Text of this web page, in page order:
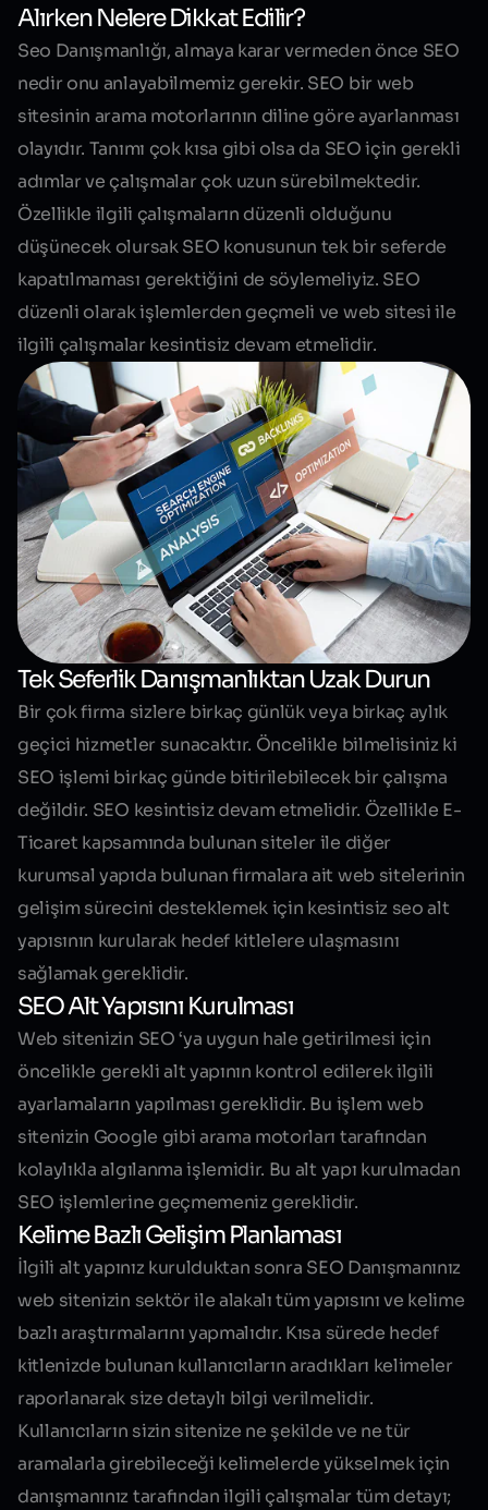
Alırken Nelere Dikkat Edilir?
Seo Danışmanlığı,almaya karar vermeden önce SEO
nedir onu anlayabilmemiz gerekir. SEO bir web
sitesinin arama motorlarının diline göre ayarlanması
olayıdır. Tanımı çok kısa gibi olsa da SEO için gerekli
adımlar ve çalışmalar çok uzun sürebilmektedir.
Özellikle ilgili çalışmaların düzenli olduğunu
düşünecek olursak SEO konusunun tek bir seferde
kapatılmaması gerektiğini de söylemeliyiz. SEO
düzenli olarak işlemlerden geçmeli ve web sitesi ile
ilgili çalışmalar kesintisiz devam etmelidir.
Tek Seferlik Danışmanlıktan Uzak Durun
Bir çok firma sizlere birkaç günlük veya birkaç aylık
geçici hizmetler sunacaktır. Öncelikle bilmelisiniz ki
SEO işlemi birkaç günde bitirilebilecek bir çalışma
değildir. SEO kesintisiz devam etmelidir. Özellikle E-
Ticaret kapsamında bulunan siteler ile diğer
kurumsal yapıda bulunan firmalara ait web sitelerinin
gelişim sürecini desteklemek için kesintisiz seo alt
yapısının kurularak hedef kitlelere ulaşmasını
sağlamak gereklidir.
SEO Alt Yapısını Kurulması
Web sitenizin SEO ‘ya uygun hale getirilmesi için
öncelikle gerekli alt yapının kontrol edilerek ilgili
ayarlamaların yapılması gereklidir. Bu işlem web
sitenizin Google gibi arama motorları tarafından
kolaylıkla algılanma işlemidir. Bu alt yapı kurulmadan
SEO işlemlerine geçmemeniz gereklidir.
Kelime Bazlı Gelişim Planlaması
İlgili alt yapınız kurulduktan sonra SEO Danışmanınız
web sitenizin sektör ile alakalı tüm yapısını ve kelime
bazlı araştırmalarını yapmalıdır. Kısa sürede hedef
kitlenizde bulunan kullanıcıların aradıkları kelimeler
raporlanarak size detaylı bilgi verilmelidir.
Kullanıcıların sizin sitenize ne şekilde ve ne tür
aramalarla girebileceği kelimelerde yükselmek için
danışmanınız tarafından ilgili çalışmalar tüm detayı;